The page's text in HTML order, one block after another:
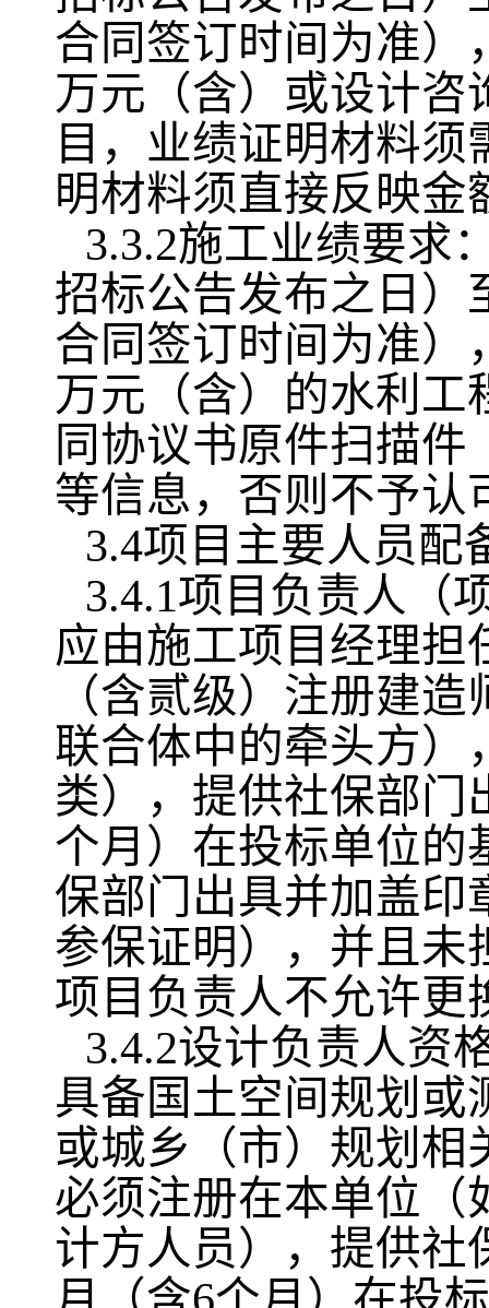
合同签订时间为准）
万元（含）或设计咨
目，业绩证明材料
明材料须直接反映金
3.3.2施工业绩要求
招标公告发布之日）
合同签订时间为准）
万元（含）的水利工
同协议书原件扫描
等信息，否则不予认
3.4项目主要人员配
3.4.1项目负责人（
应由施工项目经理担
（含贰级）注册建
联合体中的牵头方）
类），提供社保部门
个月）在投标单位的
保部门出具并加盖印
参保证明），并且未
项目负责人不允许更
3.4.2设计负责人资
具备国土空间规划或
或城乡（市）规划相
必须注册在本单位（
计方人员），提供社